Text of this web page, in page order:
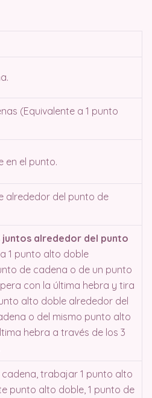
(Equivalente a 1 punto
en el punto.
alrededor del punto de
juntos alrededor del punto
1 punto alto doble
de cadena o de un punto
con la última hebra y tira
alto doble alrededor del
o del mismo punto alto
hebra a través de los 3
cadena, trabajar 1 punto alto
punto alto doble, 1 punto de